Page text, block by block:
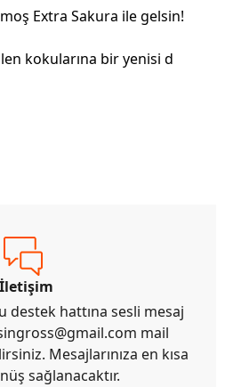
Extra Sakura ile gelsin!
kokularına bir yenisi d
İletişim
destek hattına sesli mesaj
mail
Mesajlarınıza en kısa
sağlanacaktır.